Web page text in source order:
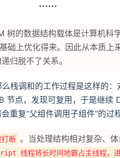
树的数据结构载体是计算机科
础上优化得来。因此从本质
归脱不了关系。
栈调和的工作过程是这样的
节点，发现可复用，于是继
重复“父组件调用子组件”的过
打断 。当处理结构相对复杂、
线程将长时间地霸占主线程，